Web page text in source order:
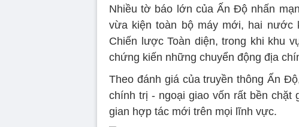
Nhiều tờ báo lớn của Ấn Độ nhấn
vừa kiện toàn bộ máy mới, hai nước
Chiến lược Toàn diện, trong khi khu
chứng kiến những chuyển động địa
Theo đánh giá của truyền thông Ấn
chính trị - ngoại giao vốn rất bền
gian hợp tác mới trên mọi lĩnh vực.